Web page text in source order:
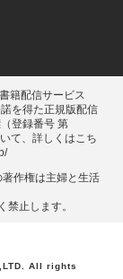
籍配信サービス
を得た正規版配信
登録番号 第
て、詳しくはこち
作権は主婦と⽣活
⽌します。
All rights